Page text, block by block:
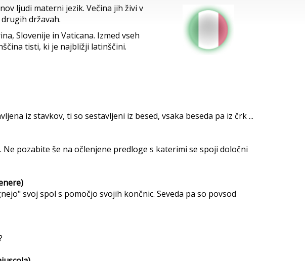
ljudi materni jezik. Večina jih živi v
državah.
Slovenije in Vaticana. Izmed vseh
tisti, ki je najbližji latinščini.
iz stavkov, ti so sestavljeni iz besed, vsaka beseda pa iz črk ...
Ne pozabite še na očlenjene predloge s katerimi se spoji določni
svoj spol s pomočjo svojih končnic. Seveda pa so povsod